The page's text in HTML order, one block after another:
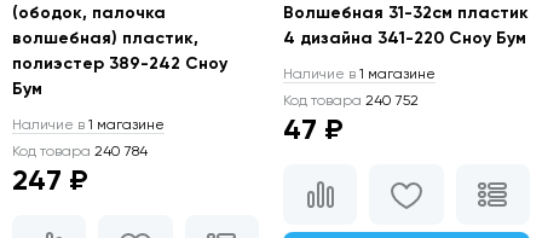
(ободок, палочка
волшебная) пластик,
полиэстер 389-242 Сноу
Бум
Наличие в 1 магазине
Код товара 240 784
247 ₽
Волшебная 31-32см пластик
4 дизайна 341-220 Сноу Бум
Наличие в 1 магазине
Код товара 240 752
47 ₽